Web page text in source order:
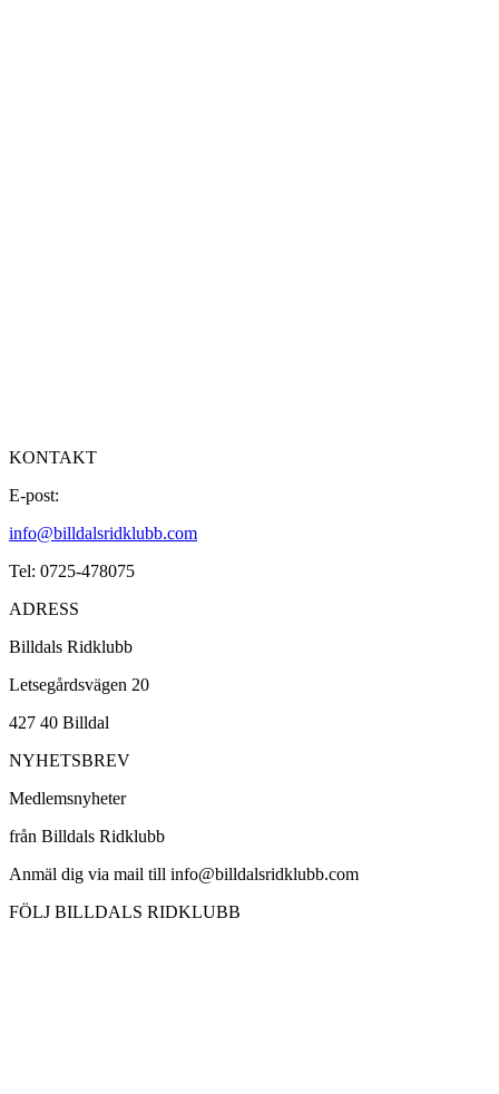
KONTAKT
E-post:
info@billdalsridklubb.com
Tel: 0725-478075
ADRESS
Billdals Ridklubb
Letsegårdsvägen 20
427 40 Billdal
NYHETSBREV
Medlemsnyheter
från Billdals Ridklubb
Anmäl dig via mail till info@billdalsridklubb.com
FÖLJ BILLDALS RIDKLUBB